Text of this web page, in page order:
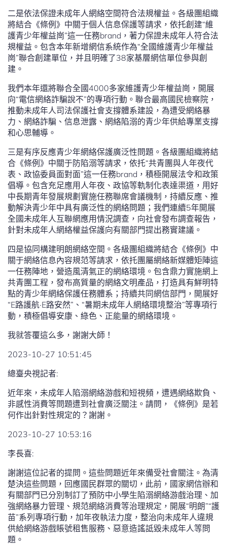
二是依法保證未成年人網絡空間符合法規權益。各級團組織
將結合《條例》中關于個人信息保護等請求，依托創建“維
護青少年權益崗”這一任務brand，著力保證未成年人符合法
規權益。包含本年新增網信系統作為“全國維護青少年權益
崗”聯合創建單位，并且明確了38家基層網信單位參與創
建。
我們本年還將聯合全國4000多家維護青少年權益崗，開展
向“電信網絡詐騙說不”的專項行動。聯合最高國民檢察院，
推動未成年人司法保護社會支撐體系建設，為遭受網絡暴
力、網絡詐騙、信息泄露、網絡陷溺的青少年供給專業支撐
和心思輔導。
三是有序反應青少年網絡保護廣泛性問題。各級團組織將結
合《條例》中關于防陷溺等請求，依托“共青團與人年夜代
表、政協委員面對面”這一任務brand，積極開展法令和政策
倡導。包含充足應用人年夜、政協等軌制化表達渠道，用好
中長期青年發展規劃實施任務聯席會議機制，持續反應、推
動解決青少年中具有廣泛性的網絡問題；我們連續5年開展
全國未成年人互聯網應用情況調查，向社會發布調查報告，
針對未成年人網絡權益保護向有關部門提出務實建議。
四是協同構建明朗網絡空間。各級團組織將結合《條例》中
關于網絡信息內容規范等請求，依托團屬網絡新媒體矩陣這
一任務陣地，營造風清氣正的網絡環境。包含鼎力實施網上
共青團工程，發布高質量的網絡文明產品，打造具有鮮明特
點的青少年網絡保護任務體系；持續共同網信部門，開展好
“E路護航·E路安然”、“暑期未成年人網絡環境整治”等專項行
動，積極倡導安康、綠色、正能量的網絡環境。
我就答覆這么多，謝謝大師！
2023-10-27 10:51:45
總臺央視記者:
近年來，未成年人陷溺網絡游戲和短視頻，遭遇網絡欺負、
非感性消費等問題遭到社會廣泛關注。請問，《條例》是若
何作出針對性規定的？謝謝。
2023-10-27 10:53:16
李長喜:
謝謝這位記者的提問。這些問題近年來備受社會關注。為清
楚決這些問題，回應國民群眾的關切，此前，國家網信辦和
有關部門已分別制訂了預防中小學生陷溺網絡游戲治理、加
強網絡暴力管理、規范網絡消費等治理規定，開展“明朗”“護
苗”系列專項行動，加年夜執法力度，整治向未成年人違規
供給網絡游戲賬號租售服務、惡意造謠詆毀未成年人等問
題。